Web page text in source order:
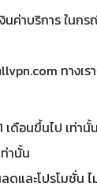
าบริการ ในก
ทางเ
เดือนขึ้นไป เท่านั้น
านั้น
และโปรโมชั่น